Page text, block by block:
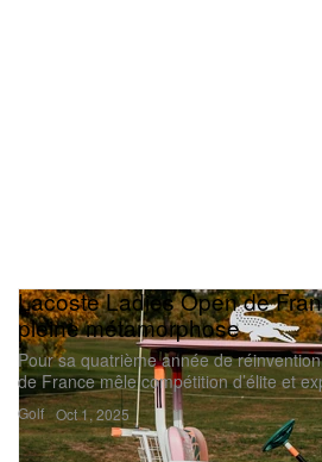
Golf
Lacoste Ladies Open de
pleine métamorphose
Pour sa quatrième année de
de France mêle compétition d’élite et
Oct 1, 2025